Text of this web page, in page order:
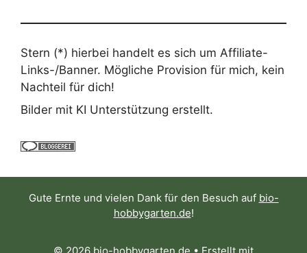
Stern (*) hierbei handelt es sich um Affiliate-
Links-/Banner. Mögliche Provision für mich, kein
Nachteil für dich!
Bilder mit KI Unterstützung erstellt.
Gute Ernte und vielen Dank für den Besuch auf bio-
hobbygarten.de!